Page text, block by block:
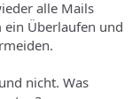
alle Mails
ein Überlaufen und
nicht. Was